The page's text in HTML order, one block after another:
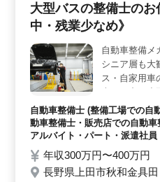
す。 ＜経験者歓迎とベテ
広い車両に対応する整備全般
のある方や、ベテランシニ
必要な資格は3級自動車整備
5年以上ある方が対象です
生＞ 給与面では、年収が
した水準が保たれています。
生も充実しており、安心し
用・労災・健康・厚生など、
大型バスの整備士の
中・残業少なめ》
自動車整備メ
シニア層も大
ス・自家用車
点検・整備
検対応 ・部品
ラブルシュー
カーナビ・
等の取付け ＊
経験を活かし
自動車整備士 (整備工場での自
動車整備士・販売店での自動
アルバイト・パート・派遣社員
年収300万円〜400万
長野県上田市秋和金具